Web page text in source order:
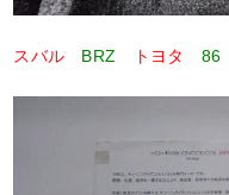
スバル BRZ トヨタ 86